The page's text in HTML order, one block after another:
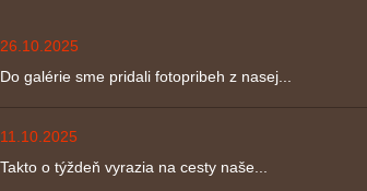
26.10.2025
Do galérie sme pridali fotopribeh z nasej...
11.10.2025
Takto o týždeň vyrazia na cesty naše...